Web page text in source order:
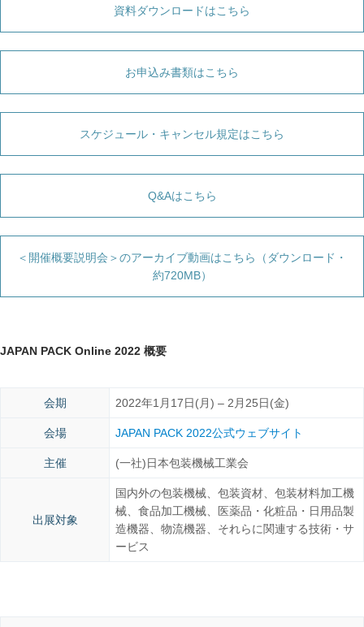
資料ダウンロードはこちら
お申込み書類はこちら
スケジュール・キャンセル規定はこちら
Q&Aはこちら
＜開催概要説明会＞のアーカイブ動画はこちら（ダウンロード・
約720MB）
JAPAN PACK Online 2022 概要
会期 2022年1月17日(月) – 2月25日(金)
会場 JAPAN PACK 2022公式ウェブサイト
主催 (一社)日本包装機械工業会
出展対象
国内外の包装機械、包装資材、包装材料加工機
械、食品加工機械、医薬品・化粧品・日用品製
造機器、物流機器、それらに関連する技術・サ
ービス